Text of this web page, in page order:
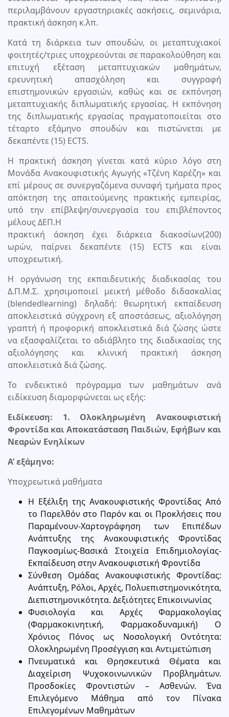
περιλαμβάνουν εργαστηριακές ασκήσεις, σεμινάρια,
πρακτική άσκηση κ.λπ.
Κατά τη διάρκεια των σπουδών, οι μεταπτυχιακοί
φοιτητές/τριες υποχρεούνται σε παρακολούθηση και
επιτυχή εξέταση μεταπτυχιακών μαθημάτων,
ερευνητική απασχόληση και συγγραφή
επιστημονικών εργασιών, καθώς και σε εκπόνηση
μεταπτυχιακής διπλωματικής εργασίας. Η εκπόνηση
της διπλωματικής εργασίας πραγματοποιείται στο
τέταρτο εξάμηνο σπουδών και πιστώνεται με
δεκαπέντε (15) ECTS.
Η πρακτική άσκηση γίνεται κατά κύριο λόγο στη
Μονάδα Ανακουφιστικής Αγωγής «Τζένη Καρέζη» και
επί μέρους σε συνεργαζόμενα συναφή τμήματα προς
απόκτηση της απαιτούμενης πρακτικής εμπειρίας,
υπό την επίβλεψη/συνεργασία του επιβλέποντος
μέλους ΔΕΠ.Η
πρακτική άσκηση έχει διάρκεια διακοσίων(200)
ωρών, παίρνει δεκαπέντε (15) ECTS και είναι
υποχρεωτική.
Η οργάνωση της εκπαιδευτικής διαδικασίας του
Δ.Π.Μ.Σ. χρησιμοποιεί μεικτή μέθοδο διδασκαλίας
(blendedlearning) δηλαδή: θεωρητική εκπαίδευση
αποκλειστικά σύγχρονη εξ αποστάσεως, αξιολόγηση
γραπτή ή προφορική αποκλειστικά διά ζώσης ώστε
να εξασφαλίζεται το αδιάβλητο της διαδικασίας της
αξιολόγησης και κλινική πρακτική άσκηση
αποκλειστικά διά ζώσης.
Το ενδεικτικό πρόγραμμα των μαθημάτων ανά
ειδίκευση διαμορφώνεται ως εξής:
Ειδίκευση: 1. Ολοκληρωμένη Ανακουφιστική
Φροντίδα και Αποκατάσταση Παιδιών, Εφήβων και
Νεαρών Ενηλίκων
Α’ εξάμηνο:
Υποχρεωτικά μαθήματα
Η Εξέλιξη της Ανακουφιστικής Φροντίδας Από
το Παρελθόν στο Παρόν και οι Προκλήσεις που
Παραμένουν-Χαρτογράφηση των Επιπέδων
Ανάπτυξης της Ανακουφιστικής Φροντίδας
Παγκοσμίως-Βασικά Στοιχεία Επιδημιολογίας-
Εκπαίδευση στην Ανακουφιστική Φροντίδα
Σύνθεση Ομάδας Ανακουφιστικής Φροντίδας:
Ανάπτυξη, Ρόλοι, Αρχές, Πολυεπιστημονικότητα,
Διεπιστημονικότητα. Δεξιότητες Επικοινωνίας
Φυσιολογία και Αρχές Φαρμακολογίας
(Φαρμακοκινητική, Φαρμακοδυναμική) Ο
Χρόνιος Πόνος ως Νοσολογική Οντότητα:
Ολοκληρωμένη Προσέγγιση και Αντιμετώπιση
Πνευματικά και Θρησκευτικά Θέματα και
Διαχείριση Ψυχοκοινωνικών Προβλημάτων.
Προσδοκίες Φροντιστών – Ασθενών. Ένα
Επιλεγόμενο Μάθημα από τον Πίνακα
Επιλεγομένων Μαθημάτων